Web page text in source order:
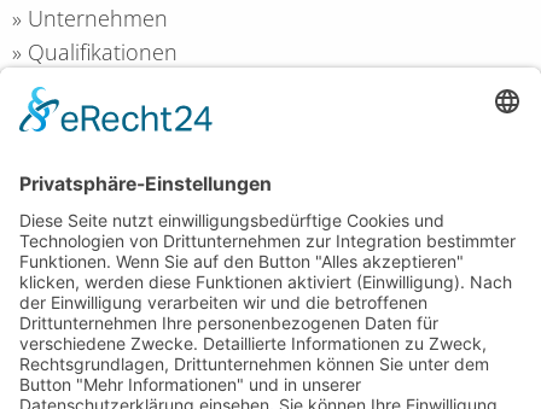
» Unternehmen
» Qualifikationen
Kontakt
»Impressum
»Login
kontakt
Maler Merkle GbR
Christoph-Rodt-Straße 8
89257 Illertissen